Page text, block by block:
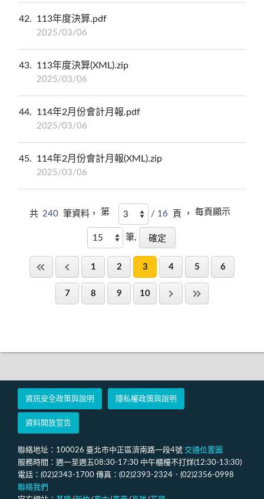
42 113年度決算.pdf
2025/03/06
43 113年度決算(XML).zip
2025/03/06
44 114年2月份會計月報.pdf
2025/03/06
45 114年2月份會計月報(XML).zip
2025/03/06
共 240 筆資料， 第 / 16 頁 ， 每頁顯示
筆,
1 2 3 4 5 6
7 8 9 10
資訊安全政策與說明 隱私權政策與說明
資料開放宣告
聯絡地址：100026 臺北市中正區濟南路一段4號 交通位置圖
服務時間：週一至週五08:30-17:30 中午櫃檯不打烊(12:30-13:30)
電話：(02)2343-1700 傳真：(02)2393-2324．(02)2356-0998
聯絡我們